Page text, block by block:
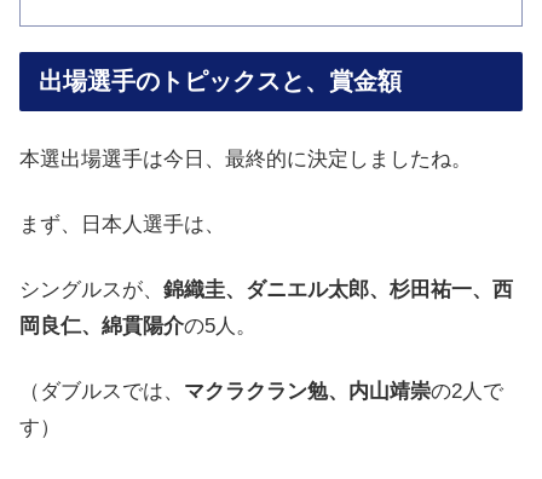
出場選手のトピックスと、賞金額
本選出場選手は今日、最終的に決定しましたね。
まず、日本人選手は、
シングルスが、 錦織圭、ダニエル太郎、杉田祐一、西
岡良仁、綿貫陽介の5人。
（ダブルスでは、 マクラクラン勉、内山靖崇の2人で
す）